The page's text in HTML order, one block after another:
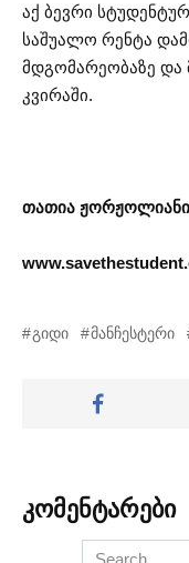
აქ ბევრი
საშუალო რენტა
მდგომარეობაზე და
კვირაში.
თათია ჟორჟოლიანი
გიდი მანჩესტერი
კომენტარები
Search